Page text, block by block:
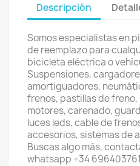
Descripción
Somos especialistas en
de reemplazo para
bicicleta eléctrica o
Suspensiones,
amortiguadores,
frenos, pastillas de
motores, carenado,
luces leds, cable de
accesorios, sistemas de
Buscas algo más,
whatsapp +34 696403761